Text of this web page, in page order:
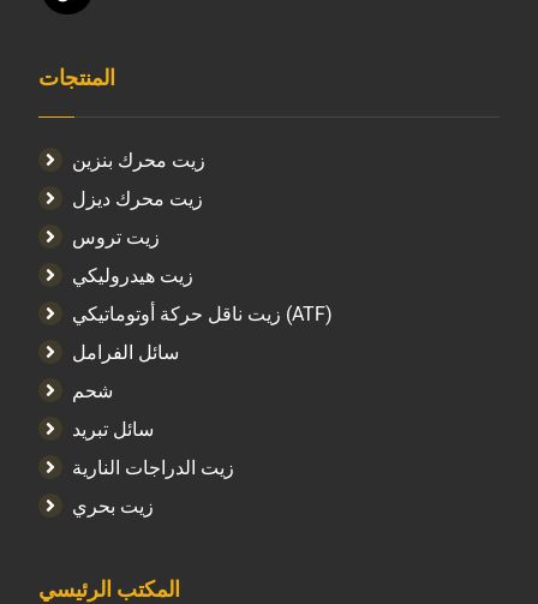
المنتجات
زيت محرك بنزين
زيت محرك ديزل
زيت تروس
زيت هيدروليكي
زيت ناقل حركة أوتوماتيكي (ATF)
سائل الفرامل
شحم
سائل تبريد
زيت الدراجات النارية
زيت بحري
المكتب الرئيسي